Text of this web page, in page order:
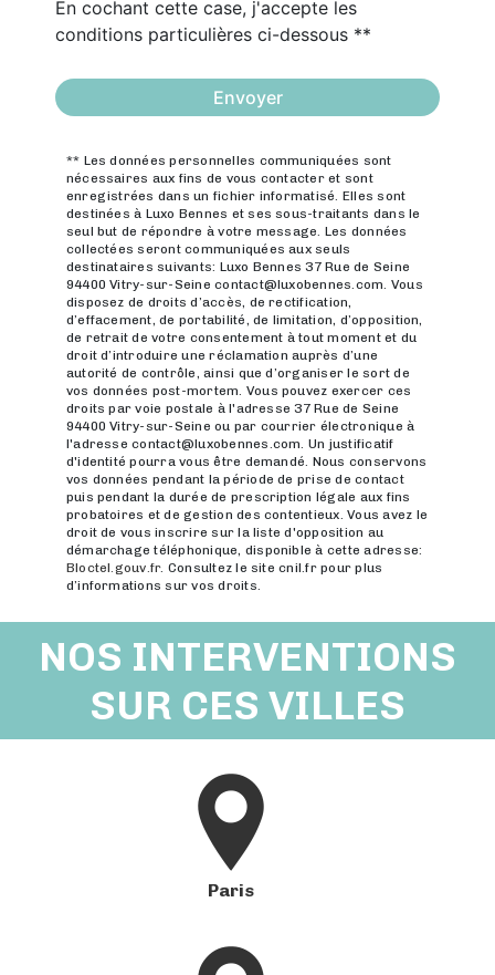
En cochant cette case, j'accepte les
conditions particulières ci-dessous **
Envoyer
** Les données personnelles communiquées sont
nécessaires aux fins de vous contacter et sont
enregistrées dans un fichier informatisé. Elles sont
destinées à Luxo Bennes et ses sous-traitants dans le
seul but de répondre à votre message. Les données
collectées seront communiquées aux seuls
destinataires suivants: Luxo Bennes 37 Rue de Seine
94400 Vitry-sur-Seine contact@luxobennes.com. Vous
disposez de droits d’accès, de rectification,
d’effacement, de portabilité, de limitation, d’opposition,
de retrait de votre consentement à tout moment et du
droit d’introduire une réclamation auprès d’une
autorité de contrôle, ainsi que d’organiser le sort de
vos données post-mortem. Vous pouvez exercer ces
droits par voie postale à l'adresse 37 Rue de Seine
94400 Vitry-sur-Seine ou par courrier électronique à
l'adresse contact@luxobennes.com. Un justificatif
d'identité pourra vous être demandé. Nous conservons
vos données pendant la période de prise de contact
puis pendant la durée de prescription légale aux fins
probatoires et de gestion des contentieux. Vous avez le
droit de vous inscrire sur la liste d'opposition au
démarchage téléphonique, disponible à cette adresse:
Bloctel.gouv.fr. Consultez le site cnil.fr pour plus
d’informations sur vos droits.
NOS INTERVENTIONS
SUR CES VILLES
Paris